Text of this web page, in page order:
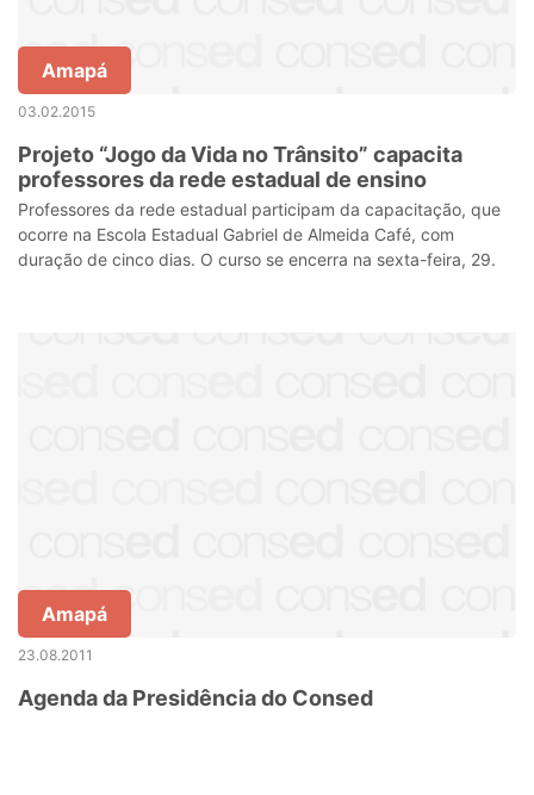
Amapá
03.02.2015
Projeto “Jogo da Vida no Trânsito” capacita
professores da rede estadual de ensino
Professores da rede estadual participam da capacitação, que
ocorre na Escola Estadual Gabriel de Almeida Café, com
duração de cinco dias. O curso se encerra na sexta-feira, 29.
Amapá
23.08.2011
Agenda da Presidência do Consed